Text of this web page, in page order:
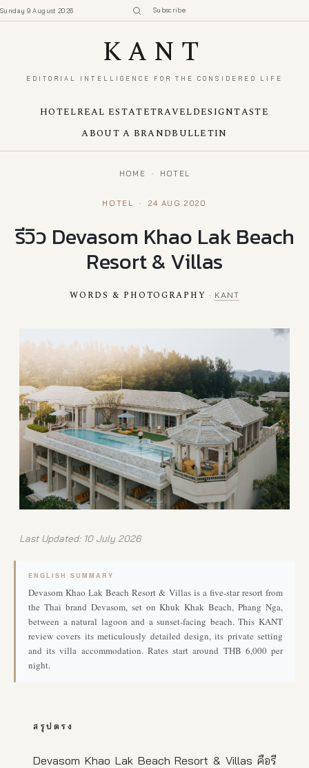
Sunday 9 August 2026 Subscribe
KANT
EDITORIAL INTELLIGENCE FOR THE CONSIDERED LIFE
HOTELREAL ESTATETRAVELDESIGNTASTE
ABOUT A BRANDBULLETIN
HOME · HOTEL
HOTEL · 24 AUG 2020
รีวิว Devasom Khao Lak Beach
Resort & Villas
WORDS & PHOTOGRAPHY · KANT
Last Updated: 10 July 2026
ENGLISH SUMMARY
Devasom Khao Lak Beach Resort & Villas is a five-star resort from
the Thai brand Devasom, set on Khuk Khak Beach, Phang Nga,
between a natural lagoon and a sunset-facing beach. This KANT
review covers its meticulously detailed design, its private setting
and its villa accommodation. Rates start around THB 6,000 per
night.
สรุปตรง
Devasom Khao Lak Beach Resort & Villas คือรี